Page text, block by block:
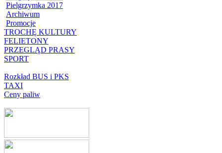
Pielgrzymka 2017
Archiwum
Promocje
TROCHĘ KULTURY
FELIETONY
PRZEGLĄD PRASY
SPORT
Rozkład BUS i PKS
TAXI
Ceny paliw